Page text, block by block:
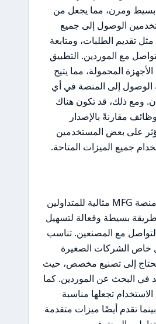
بسيط ومرن، مما يجعل من
الوصول إلى جميع
تقديم الطلبات، ومتابعة
مع الموردين. التطبيق
المحمولة، مما يتيح
الوصول إلى المنصة في أي
ومع ذلك، قد تكون هناك
مقارنةً بالإصدار
على بعض المستخدمين
جميع الميزات المتاحة.
بشكل عام، تعتبر منصة MFG مثالية للمتداولين
بسيطة وفعالة لتسهيل
مع المصنعين. تناسب
خاص الشركات الصغيرة
إلى تصنيع مخصص، حيث
في البحث عن الموردين. كما
تجعلها مناسبة
بينما تقدم أيضًا ميزات متقدمة